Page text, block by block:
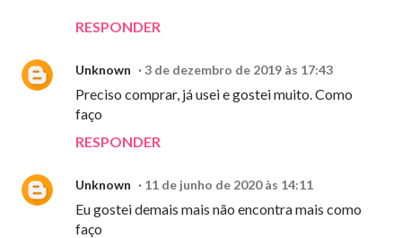
RESPONDER
Unknown 3 de dezembro de 2019 às 17:43
Preciso comprar, já usei e gostei muito. Como
faço
RESPONDER
Unknown 11 de junho de 2020 às 14:11
Eu gostei demais mais não encontra mais como
faço